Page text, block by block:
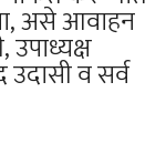
असे आवाहन
व सर्व